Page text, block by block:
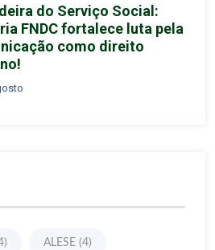
do Serviço Social:
FNDC fortalece luta pela
como direito
ALESE (4)